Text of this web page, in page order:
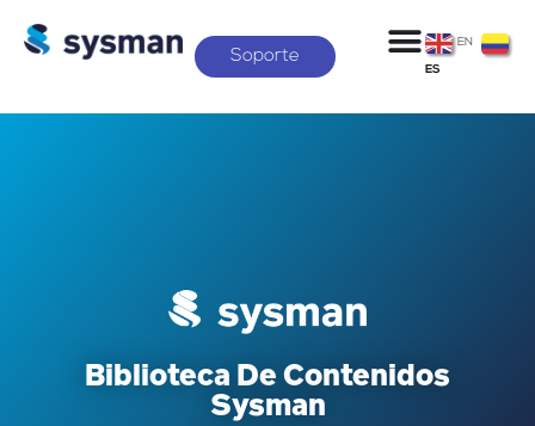
Soporte
EN
ES
Biblioteca De Contenidos
Sysman